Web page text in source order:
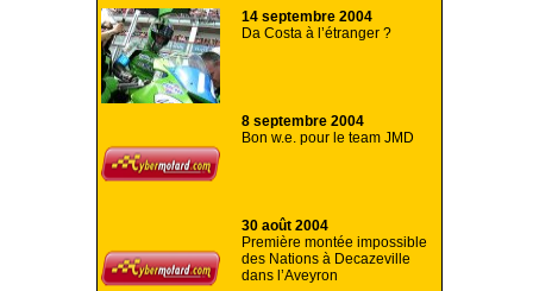
14 septembre 2004
Da Costa à l’étranger ?
8 septembre 2004
Bon w.e. pour le team JMD
30 août 2004
Première montée impossible
des Nations à Decazeville
dans l’Aveyron